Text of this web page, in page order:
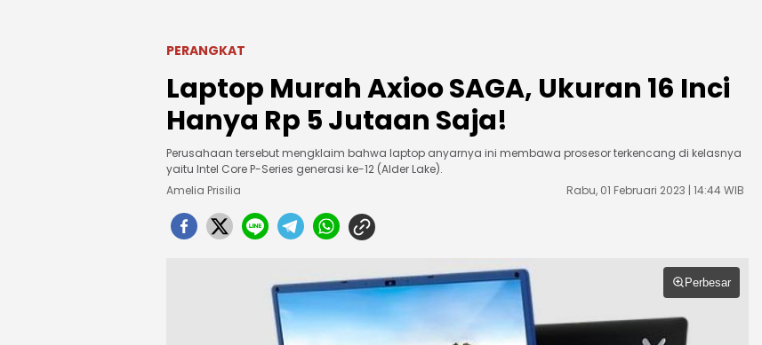
PERANGKAT
Laptop Murah Axioo SAGA, Ukuran 16 Inci
Hanya Rp 5 Jutaan Saja!
Perusahaan tersebut mengklaim bahwa laptop anyarnya ini membawa prosesor terkencang di kelasnya
yaitu Intel Core P-Series generasi ke-12 (Alder Lake).
Amelia Prisilia
Rabu, 01 Februari 2023 | 14:44 WIB
Perbesar